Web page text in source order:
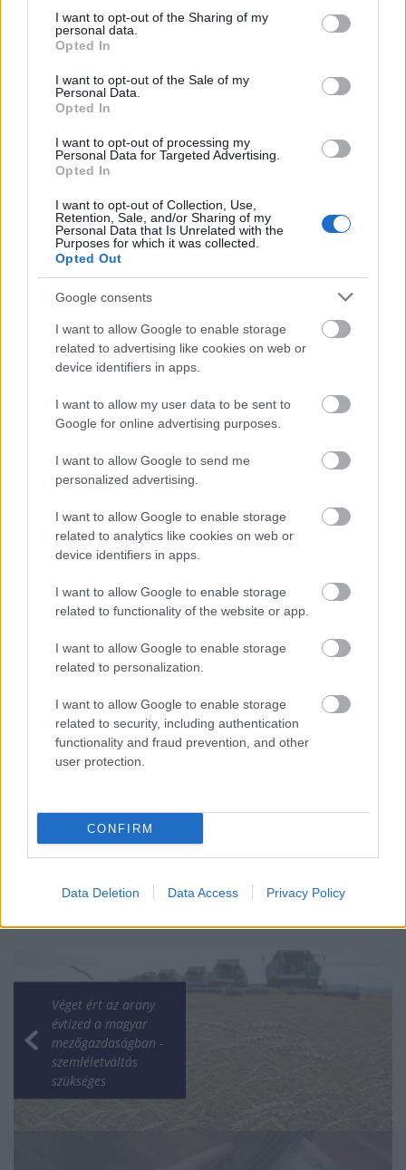
not limited to your visit or usage behaviour. You may click to
grant or deny consent to Google and its third-party tags to
use your data for below specified purposes in below Google
consent section.
I want to opt-out of the Sharing of my
personal data.
Opted In
I want to opt-out of the Sale of my
Personal Data.
Opted In
I want to opt-out of processing my
Personal Data for Targeted Advertising.
Opted In
I want to opt-out of Collection, Use,
Retention, Sale, and/or Sharing of my
Personal Data that Is Unrelated with the
Purposes for which it was collected.
Opted Out
Google consents
I want to allow Google to enable storage
related to advertising like cookies on web or
device identifiers in apps.
I want to allow my user data to be sent to
Google for online advertising purposes.
I want to allow Google to send me
personalized advertising.
I want to allow Google to enable storage
related to analytics like cookies on web or
device identifiers in apps.
I want to allow Google to enable storage
related to functionality of the website or app.
I want to allow Google to enable storage
related to personalization.
I want to allow Google to enable storage
related to security, including authentication
functionality and fraud prevention, and other
user protection.
CONFIRM
Data Deletion Data Access Privacy Policy
Uniós források: íme a teendők, amelyek a
pénzek érkezéséhez még szükségesek
ELEMZÉSEK 2026. júl. 20.
legdrágábbja volt az amerikai foci vb -
gyorsmérleg
HÍREK 2026. júl. 20.
Mi lett Alain Delon vagyonával? Adóhatósági
csavar a sztoriban
Véget ért az arany
évtized a magyar
mezőgazdaságban -
szemléletváltás
szükséges